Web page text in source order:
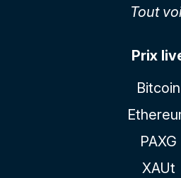
Tout
Prix
Bitcoin
PAXG
XAUt